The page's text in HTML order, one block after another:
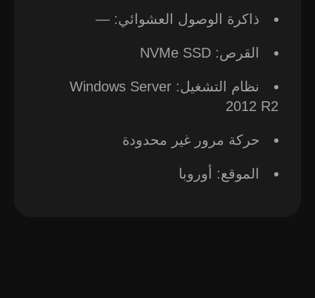
ذاكرة الوصول العشوائي: —
القرص: NVMe SSD
نظام التشغيل: Windows Server
2012 R2
حركة مرور غير محدودة
الموقع: أوروبا